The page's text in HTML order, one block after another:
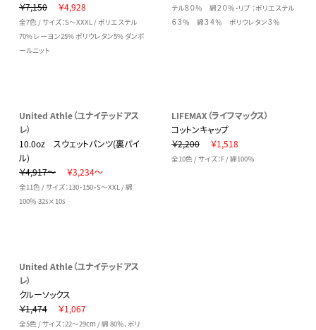
￥7,150
￥4,928
全7色 / サイズ：S～XXXL / ポリエステル
70% レーヨン25% ポリウレタン5% ダンボ
ールニット
テル８０％ 綿２０％・リブ ：ポリエステル
６３％ 綿３４％ ポリウレタン３％
United Athle（ユナイテッドアス
レ）
10.0oz スウェットパンツ(裏パイ
ル)
￥4,917～
￥3,234～
全11色 / サイズ：130・150・S～XXL / 綿
100％ 32s×10s
LIFEMAX（ライフマックス）
コットンキャップ
￥2,200
￥1,518
全10色 / サイズ：F / 綿100％
United Athle（ユナイテッドアス
レ）
クルーソックス
￥1,474
￥1,067
全5色 / サイズ：22～29cm / 綿 80％、ポリ